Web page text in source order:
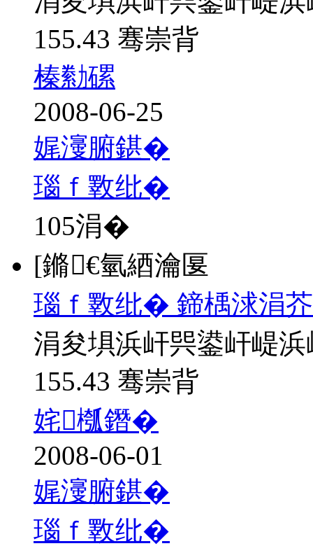
155.43 骞崇背
榛勬磥
2008-06-25
娓濅腑鍖�
瑙ｆ斁纰�
105涓�
[鏅€氫綇瀹匽
瑙ｆ斁纰� 鍗楀浗涓
涓夋埧浜屽巺鍙屽崼
155.43 骞崇背
姹槬鐕�
2008-06-01
娓濅腑鍖�
瑙ｆ斁纰�